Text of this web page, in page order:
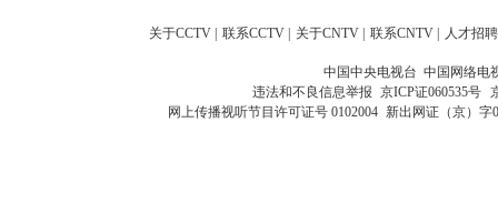
关于CCTV 联系CCTV 关于CNTV 联系CNTV 人才招聘
中国中央电视台 中国网络电
违法和不良信息举报 京ICP证060535号
网上传播视听节目许可证号 0102004 新出网证（京）